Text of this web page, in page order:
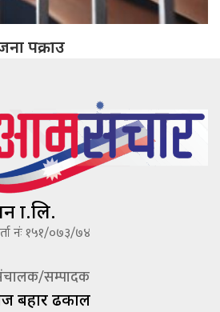
पक्राउ
नंः १५१/०७३/७४
सम्पादक
बहादूर ढकाल